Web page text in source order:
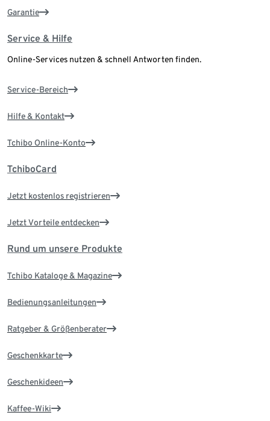
Garantie
Service & Hilfe
Online-Services nutzen & schnell Antworten finden.
Service-Bereich
Hilfe & Kontakt
Tchibo Online-Konto
TchiboCard
Jetzt kostenlos registrieren
Jetzt Vorteile entdecken
Rund um unsere Produkte
Tchibo Kataloge & Magazine
Bedienungsanleitungen
Ratgeber & Größenberater
Geschenkkarte
Geschenkideen
Kaffee-Wiki